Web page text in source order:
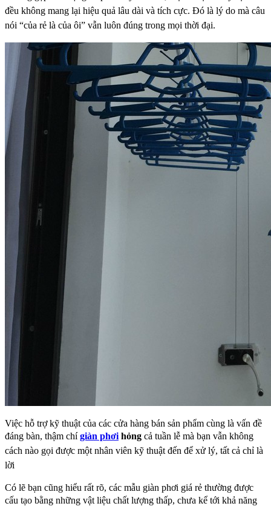
đều không mang lại hiệu quả lâu dài và tích cực. Đó là lý do mà câu
nói “của rẻ là của ôi” vẫn luôn đúng trong mọi thời đại.
Việc hỗ trợ kỹ thuật của các cửa hàng bán sản phẩm cùng là vấn đề
đáng bàn, thậm chígiàn phơi hỏng cả tuần lễ mà bạn vẫn không
cách nào gọi được một nhân viên kỹ thuật đến để xử lý, tất cả chỉ là
lời
Có lẽ bạn cũng hiểu rất rõ, các mẫu giàn phơi giá rẻ thường được
cấu tạo bằng những vật liệu chất lượng thấp, chưa kể tới khả năng